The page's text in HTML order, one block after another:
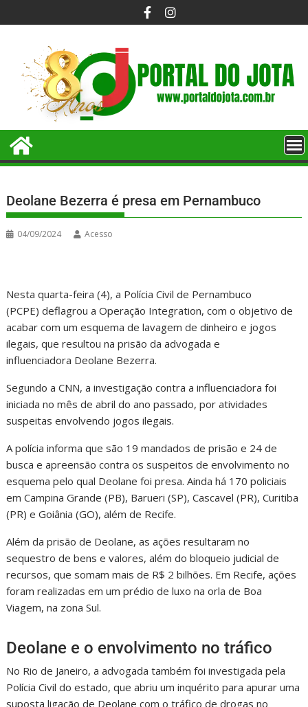
Deolane Bezerra é presa em Pernambuco
04/09/2024 Acesso
Nesta quarta-feira (4), a Polícia Civil de Pernambuco
(PCPE) deflagrou a Operação Integration, com o objetivo de
acabar com um esquema de lavagem de dinheiro e jogos
ilegais, que resultou na prisão da advogada e
influenciadora Deolane Bezerra.
Segundo a CNN, a investigação contra a influenciadora foi
iniciada no mês de abril do ano passado, por atividades
suspeitas envolvendo jogos ilegais.
A polícia informa que são 19 mandados de prisão e 24 de
busca e apreensão contra os suspeitos de envolvimento no
esquema pelo qual Deolane foi presa. Ainda há 170 policiais
em Campina Grande (PB), Barueri (SP), Cascavel (PR), Curitiba
(PR) e Goiânia (GO), além de Recife.
Além da prisão de Deolane, as ações resultaram no
sequestro de bens e valores, além do bloqueio judicial de
recursos, que somam mais de R$ 2 bilhões. Em Recife, ações
foram realizadas em um prédio de luxo na orla de Boa
Viagem, na zona Sul.
Deolane e o envolvimento no tráfico
No Rio de Janeiro, a advogada também foi investigada pela
Polícia Civil do estado, que abriu um inquérito para apurar uma
suposta ligação de Deolane com o tráfico de drogas no